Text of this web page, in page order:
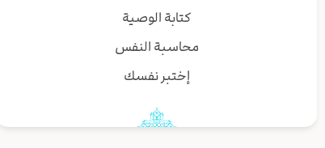
كتابة الوصية
محاسبة النفس
إختبر نفسك